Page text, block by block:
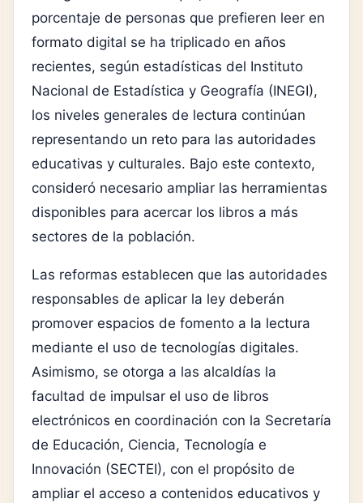
porcentaje de personas que prefieren leer en
formato digital se ha triplicado en años
recientes, según estadísticas del Instituto
Nacional de Estadística y Geografía (INEGI),
los niveles generales de lectura continúan
representando un reto para las autoridades
educativas y culturales. Bajo este contexto,
consideró necesario ampliar las herramientas
disponibles para acercar los libros a más
sectores de la población.
Las reformas establecen que las autoridades
responsables de aplicar la ley deberán
promover espacios de fomento a la lectura
mediante el uso de tecnologías digitales.
Asimismo, se otorga a las alcaldías la
facultad de impulsar el uso de libros
electrónicos en coordinación con la Secretaría
de Educación, Ciencia, Tecnología e
Innovación (SECTEI), con el propósito de
ampliar el acceso a contenidos educativos y